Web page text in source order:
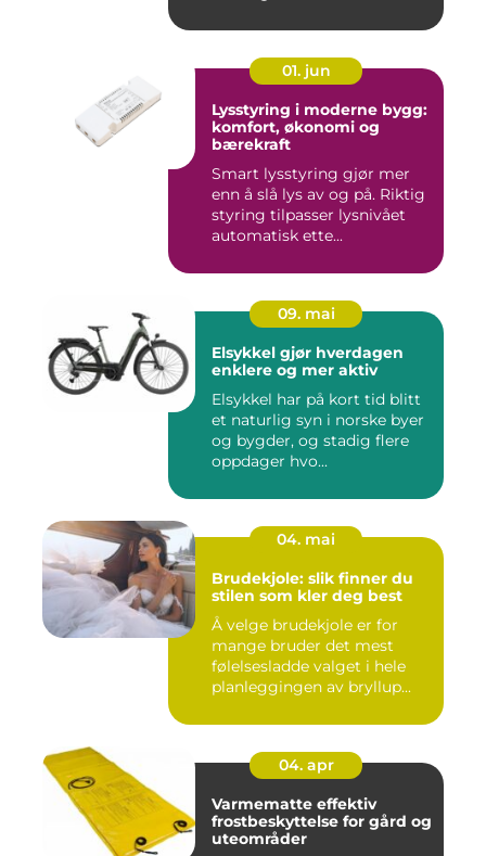
01. jun
Lysstyring i moderne bygg:
komfort, økonomi og
bærekraft
Smart lysstyring gjør mer
enn å slå lys av og på. Riktig
styring tilpasser lysnivået
automatisk ette...
09. mai
Elsykkel gjør hverdagen
enklere og mer aktiv
Elsykkel har på kort tid blitt
et naturlig syn i norske byer
og bygder, og stadig flere
oppdager hvo...
04. mai
Brudekjole: slik finner du
stilen som kler deg best
Å velge brudekjole er for
mange bruder det mest
følelsesladde valget i hele
planleggingen av bryllup...
04. apr
Varmematte effektiv
frostbeskyttelse for gård og
uteområder